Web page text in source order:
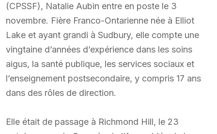
(CPSSF), Natalie Aubin entre en poste le 3
novembre. Fière Franco-Ontarienne née à Elliot
Lake et ayant grandi à Sudbury, elle compte une
vingtaine d’années d’expérience dans les soins
aigus, la santé publique, les services sociaux et
l’enseignement postsecondaire, y compris 17 ans
dans des rôles de direction.
Elle était de passage à Richmond Hill, le 23